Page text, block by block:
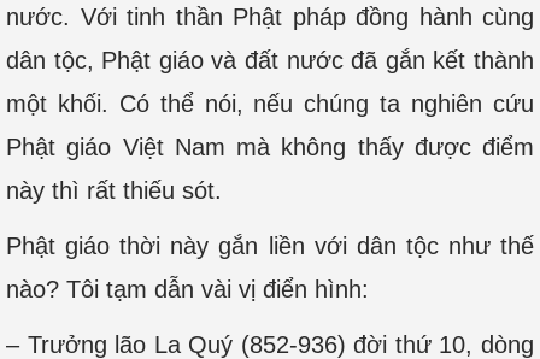
nước. Với tinh thần Phật pháp đồng hành cùng
dân tộc, Phật giáo và đất nước đã gắn kết thành
một khối. Có thể nói, nếu chúng ta nghiên cứu
Phật giáo Việt Nam mà không thấy được điểm
này thì rất thiếu sót.
Phật giáo thời này gắn liền với dân tộc như thế
nào? Tôi tạm dẫn vài vị điển hình:
– Trưởng lão La Quý (852-936) đời thứ 10, dòng